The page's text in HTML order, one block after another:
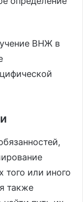
ВНЖ в
того или иного
также